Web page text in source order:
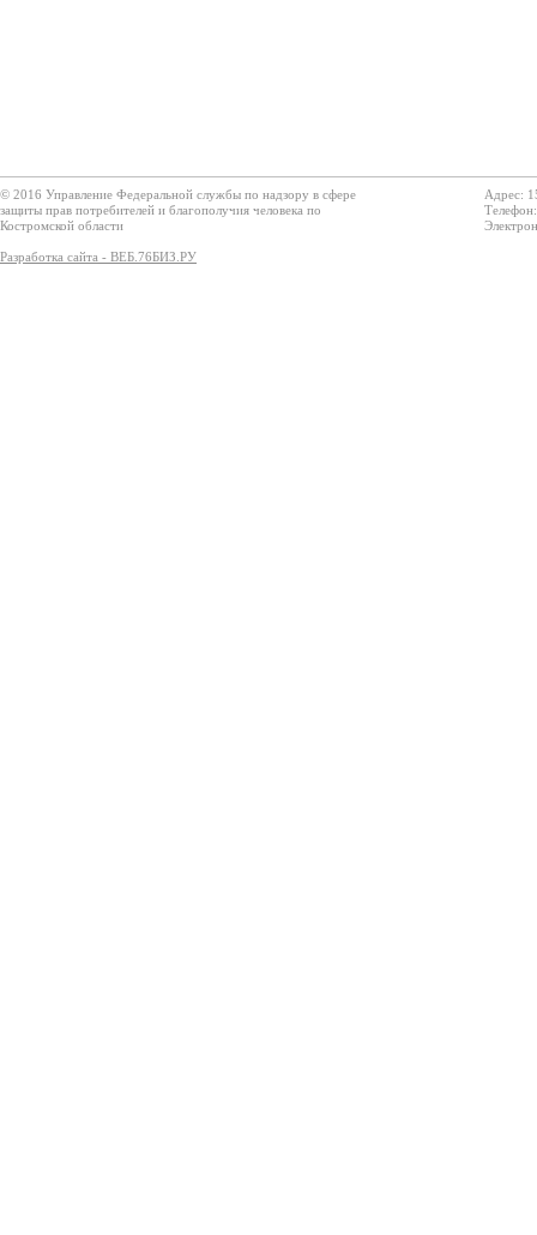
© 2016 Управление Федеральной службы по надзору в сфере
защиты прав потребителей и благополучия человека по
Костромской области
Разработка сайта - ВЕБ.76БИЗ.РУ
Адрес: